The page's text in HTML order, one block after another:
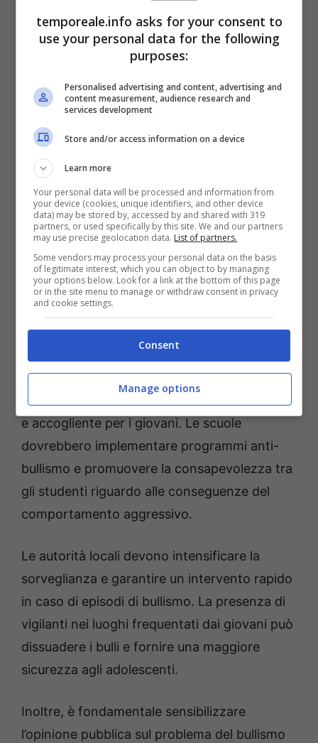
intervenendo su scuole e famiglie per
individuare i bulli.
La paura di denunciare è un altro aspetto
preoccupante di questa situazione. Molti
genitori e vittime di bullismo potrebbero
ritorsioni o per mancanza di fiducia nel
sistema di giustizia giovanile. Questa
reticenza nel denunciare può alimentare
ulteriormente il problema, consentendo ai
bulli di continuare a operare indisturbati.
Il bullismo tra adolescenti è un fenomeno
complesso che va affrontato con una
coinvolgere le scuole, le famiglie e le
istituzioni locali per creare un ambiente sicuro
e accogliente per i giovani. Le scuole
dovrebbero implementare programmi anti-
bullismo e promuovere la consapevolezza tra
gli studenti riguardo alle conseguenze del
comportamento aggressivo.
Le autorità locali devono intensificare la
sorveglianza e garantire un intervento rapido
in caso di episodi di bullismo. La presenza di
vigilanti nei luoghi frequentati dai giovani può
dissuadere i bulli e fornire una maggiore
sicurezza agli adolescenti.
Inoltre, è fondamentale sensibilizzare
l’opinione pubblica sul problema del bullismo
temporeale.info asks for your consent to
use your personal data for the following
purposes:
Personalised advertising and content, advertising and
content measurement, audience research and
services development
Store and/or access information on a device
Learn more
Your personal data will be processed and information from
your device (cookies, unique identifiers, and other device
data) may be stored by, accessed by and shared with 319
partners, or used specifically by this site. We and our partners
may use precise geolocation data. List of partners.
Some vendors may process your personal data on the basis
of legitimate interest, which you can object to by managing
your options below. Look for a link at the bottom of this page
or in the site menu to manage or withdraw consent in privacy
and cookie settings.
Consent
Manage options